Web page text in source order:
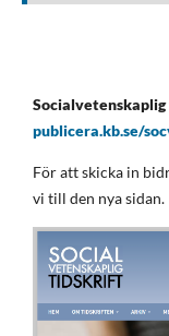
publicera.kb.se/
För att skicka in
vi till den nya sidan.